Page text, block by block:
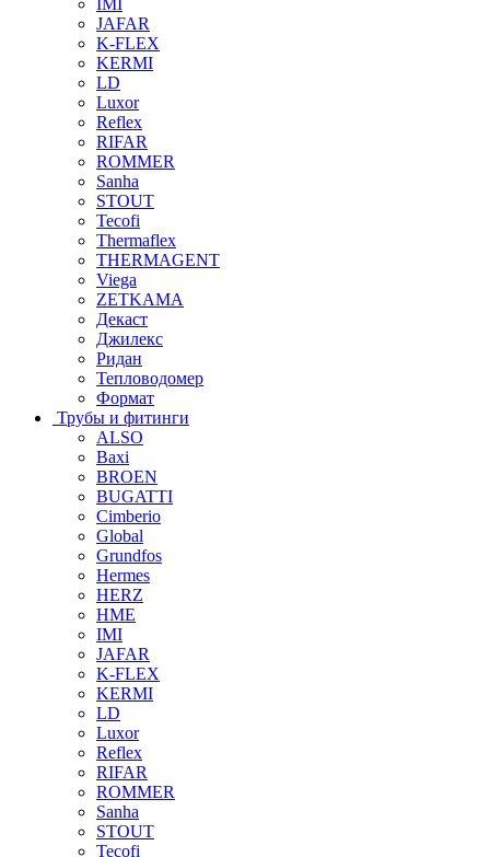
JAFAR
K-FLEX
KERMI
LD
Luxor
Reflex
RIFAR
ROMMER
Sanha
STOUT
Tecofi
Thermaflex
THERMAGENT
Viega
ZETKAMA
Декаст
Джилекс
Ридан
Тепловодомер
Формат
Трубы и фитинги
ALSO
Baxi
BROEN
BUGATTI
Cimberio
Global
Grundfos
Hermes
HERZ
HME
IMI
JAFAR
K-FLEX
KERMI
LD
Luxor
Reflex
RIFAR
ROMMER
Sanha
STOUT
Tecofi